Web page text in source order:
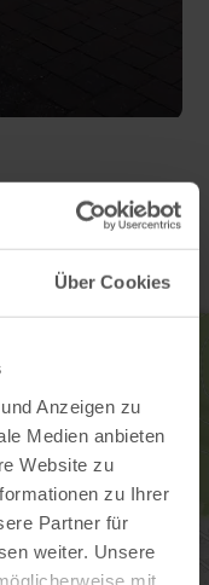
Über Cookies
Anzeigen zu
Medien anbieten
Website zu
zu Ihrer
Partner für
weiter. Unsere
mit